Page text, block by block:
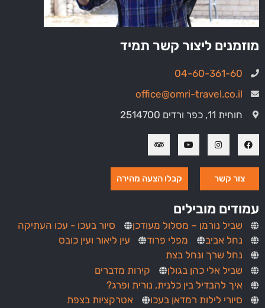
מוזמנים ליצור קשר תמיד
04-60-361-60
office@omri-travel.co.il
חוחית 11, כפר ורדים 2514700
צור קשר קבלו הצעה מהירה
עמודים מובילים
שביל נורמן – מסלול מעודכן
סיור בעכו - עכו העתיקה
נחל אביב
מפלי פרוד
עין ליאור ועין כובס
נחל שרך ונחל בצת
שביל אלי כהן בגולן
קירות מדברים
איך להבדיל בין כלנית, נורית ופרג?
סיורי לילות רמדאן בעכו
אטרקציות בצפת